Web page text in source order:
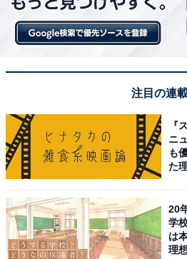
注目の連
『
ニ
も
た
20
学
は
理